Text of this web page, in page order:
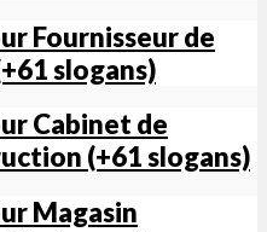
Fournisseur de
slogans)
Cabinet de
(+61 slogans)
Magasin